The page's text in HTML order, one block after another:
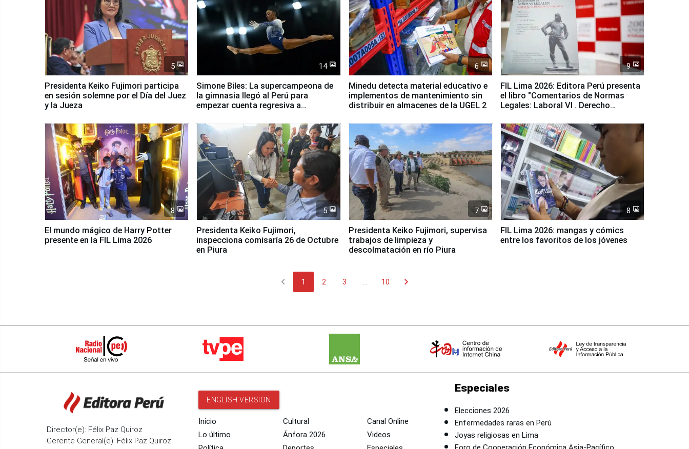
5
Presidenta Keiko Fujimori participa
en sesión solemne por el Día del Juez
y la Jueza
14
Simone Biles: La supercampeona de
la gimnasia llegó al Perú para
empezar cuenta regresiva a
6
Minedu detecta material educativo e
implementos de mantenimiento sin
distribuir en almacenes de la UGEL 2
9
FIL Lima 2026: Editora Perú presenta
el libro "Comentarios de Normas
Legales: Laboral Vl . Derecho
8
El mundo mágico de Harry Potter
presente en la FIL Lima 2026
5
Presidenta Keiko Fujimori,
inspecciona comisaría 26 de Octubre
en Piura
7
Presidenta Keiko Fujimori, supervisa
trabajos de limpieza y
descolmatación en río Piura
8
FIL Lima 2026: mangas y cómics
entre los favoritos de los jóvenes
chevron_left 1 2 3 10 chevron_right
Director(e): Félix Paz Quiroz
Gerente General(e): Félix Paz Quiroz
ENGLISH VERSION
Inicio
Lo último
Cultural
Ánfora 2026
Canal Online
Videos
Especiales
Elecciones 2026
Enfermedades raras en Perú
Joyas religiosas en Lima